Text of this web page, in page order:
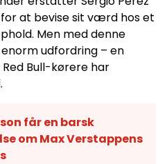
at bevise sit værd hos et
Men med denne
udfordring – en
Bull-kørere har
får en barsk
om Max Verstappens